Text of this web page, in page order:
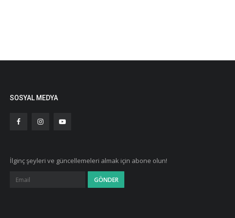
SOSYAL MEDYA
İlginç şeyleri ve güncellemeleri almak için abone olun!